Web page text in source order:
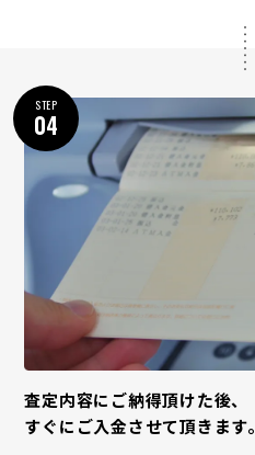
STEP
04
査定内容にご納得頂けた後、
すぐにご入金させて頂きます。